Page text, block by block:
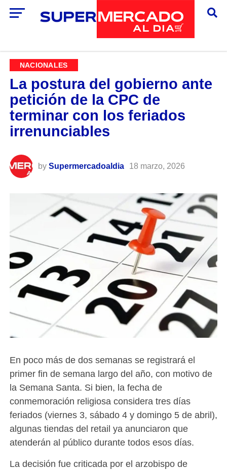
NACIONALES
La postura del gobierno ante
petición de la CPC de
terminar con los feriados
irrenunciables
by Supermercadoaldia 18 marzo, 2026
En poco más de dos semanas se registrará el
primer fin de semana largo del año, con motivo de
la Semana Santa. Si bien, la fecha de
conmemoración religiosa considera tres días
feriados (viernes 3, sábado 4 y domingo 5 de abril),
algunas tiendas del retail ya anunciaron que
atenderán al público durante todos esos días.
La decisión fue criticada por el arzobispo de